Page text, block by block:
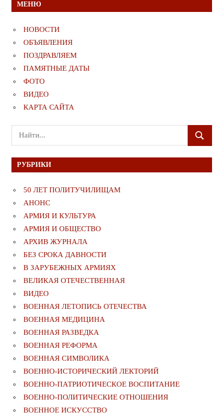
МЕНЮ
НОВОСТИ
ОБЪЯВЛЕНИЯ
ПОЗДРАВЛЯЕМ
ПАМЯТНЫЕ ДАТЫ
ФОТО
ВИДЕО
КАРТА САЙТА
Поиск
для:
ПОИСК
РУБРИКИ
50 ЛЕТ ПОЛИТУЧИЛИЩАМ
АНОНС
АРМИЯ И КУЛЬТУРА
АРМИЯ И ОБЩЕСТВО
АРХИВ ЖУРНАЛА
БЕЗ СРОКА ДАВНОСТИ
В ЗАРУБЕЖНЫХ АРМИЯХ
ВЕЛИКАЯ ОТЕЧЕСТВЕННАЯ
ВИДЕО
ВОЕННАЯ ЛЕТОПИСЬ ОТЕЧЕСТВА
ВОЕННАЯ МЕДИЦИНА
ВОЕННАЯ РАЗВЕДКА
ВОЕННАЯ РЕФОРМА
ВОЕННАЯ СИМВОЛИКА
ВОЕННО-ИСТОРИЧЕСКИЙ ЛЕКТОРИЙ
ВОЕННО-ПАТРИОТИЧЕСКОЕ ВОСПИТАНИЕ
ВОЕННО-ПОЛИТИЧЕСКИE ОТНОШЕНИЯ
ВОЕННОЕ ИСКУССТВО